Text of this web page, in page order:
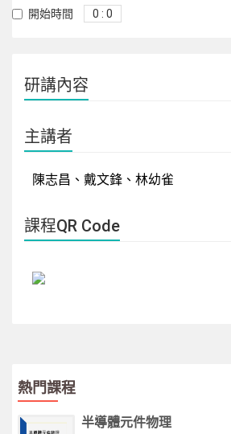
開始時間 0 : 0
研講內容
主講者
陳志昌、戴文鋒、林幼雀
課程QR Code
熱門課程
半導體元件物理